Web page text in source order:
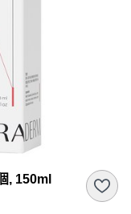
, 150ml